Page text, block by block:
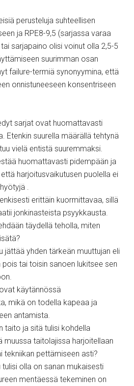
perusteluja suhteellisen
ja RPE8-9,5 (sarjassa varaa
sarjapaino olisi voinut olla 2,5-5
suurimman osan
failure-termiä synonyymina, että
onnistuneeseen konsentriseen
sarjat ovat huomattavasti
Etenkin suurella määrällä tehtynä
vielä entistä suuremmaksi.
huomattavasti pidempään ja
harjoitusvaikutusen puolella ei
.
erittäin kuormittavaa, sillä
jonkinasteista psyykkausta.
täydellä teholla, miten
jättää yhden tärkeän muuttujan eli
pois tai toisin sanoen lukitsee sen
käytännössä
mikä on todella kapeaa ja
antamista.
taito ja sitä tulisi kohdella
muussa taitolajissa harjoitellaan
tekniikan pettämiseen asti?
olla on sanan mukaisesti
mentäessä tekeminen on